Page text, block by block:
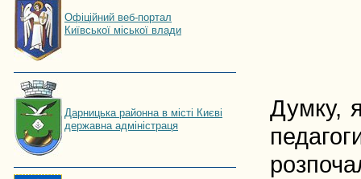
Офіційний веб-портал
Київської міської влади
Дарницька районна в місті Києві
державна адміністраця
Думку,